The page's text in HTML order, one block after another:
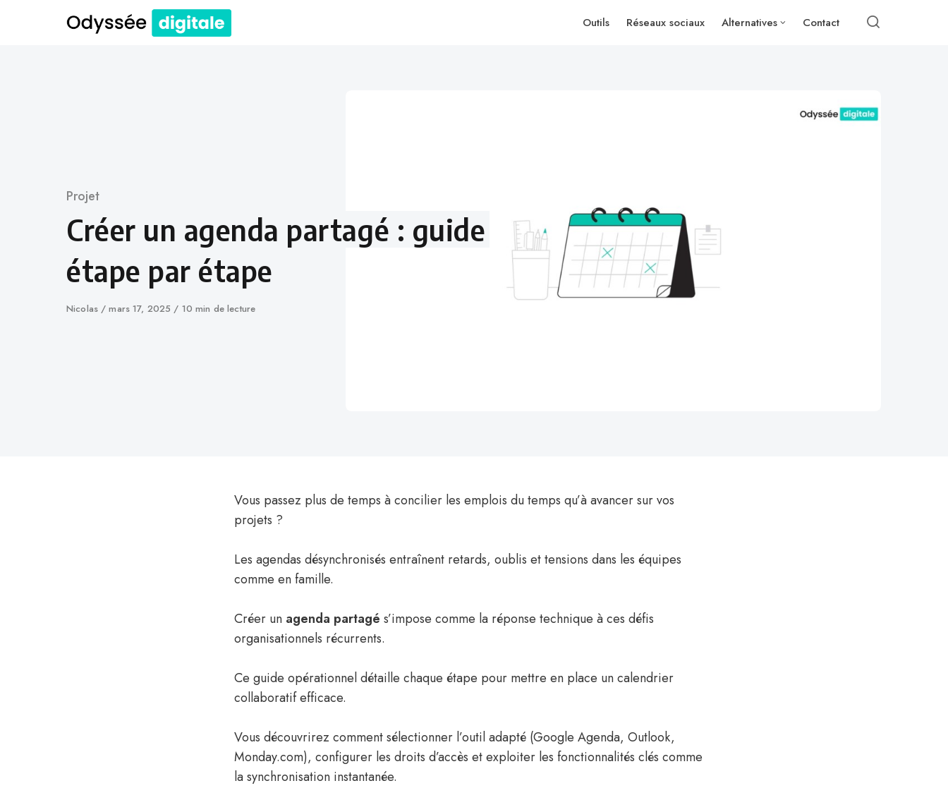
Outils Réseaux sociaux Alternatives Contact
Catégorie
Projet
Créer un agenda partagé : guide
étape par étape
Auteur
Nicolas
Publié
mars 17, 2025 10 min de lecture
Vous passez plus de temps à concilier les emplois du temps qu’à avancer sur vos
projets ?
Les agendas désynchronisés entraînent retards, oublis et tensions dans les équipes
comme en famille.
Créer un agenda partagé s’impose comme la réponse technique à ces défis
organisationnels récurrents.
Ce guide opérationnel détaille chaque étape pour mettre en place un calendrier
collaboratif efficace.
Vous découvrirez comment sélectionner l’outil adapté (Google Agenda, Outlook,
Monday.com), configurer les droits d’accès et exploiter les fonctionnalités clés comme
la synchronisation instantanée.